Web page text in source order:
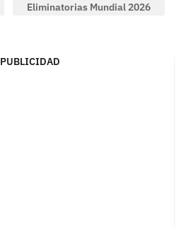
Eliminatorias Mundial 2026
PUBLICIDAD